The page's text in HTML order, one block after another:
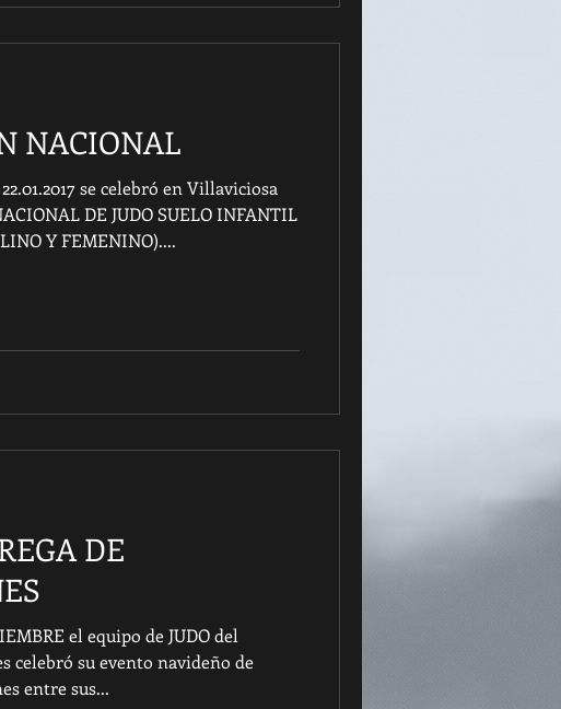
NACIONAL
se celebró en Villaviciosa
DE JUDO SUELO INFANTIL
Y FEMENINO)....
DE
el equipo de JUDO del
celebró su evento navideño de
entre sus...